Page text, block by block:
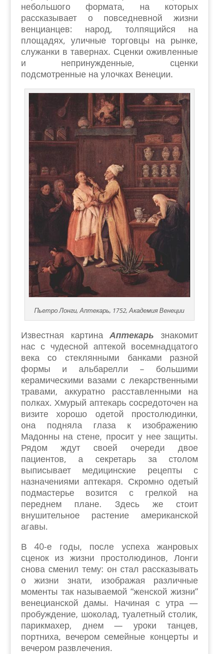
небольшого формата, на которых
рассказывает о повседневной жизни
венцианцев: народ, толпящийся на
площадях, уличные торговцы на рынке,
служанки в тавернах. Сценки оживленные
и непринужденные, сценки
подсмотренные на улочках Венеции.
Пьетро Лонги, Аптекарь, 1752, Академия Венеции
Известная картинаАптекарь знакомит
нас с чудесной аптекой восемнадцатого
века со стеклянными банками разной
формы и альбарелли – большими
керамическими вазами с лекарственными
травами, аккуратно расставленными на
полках. Хмурый аптекарь сосредоточен на
визите хорошо одетой простолюдинки,
она подняла глаза к изображению
Мадонны на стене, просит у нее защиты.
Рядом ждут своей очереди двое
пациентов, а секретарь за столом
выписывает медицинские рецепты с
назначениями аптекаря. Скромно одетый
подмастерье возится с грелкой на
переднем плане. Здесь же стоит
внушительное растение американской
агавы.
В 40-е годы, после успеха жанровых
сценок из жизни простолюдинов, Лонги
снова сменил тему: он стал рассказывать
о жизни знати, изображая различные
моменты так называемой “женской жизни”
венецианской дамы. Начиная с утра —
пробуждение, шоколад, туалетный столик,
парикмахер, днем — уроки танцев,
портниха, вечером семейные концерты и
вечером развлечения.